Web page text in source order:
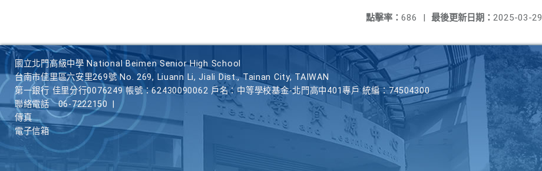
最後更新日期： 2025-03-29
點擊率： 686 |
國立北門高級中學 National Beimen Senior High School
台南市佳里區六安里269號 No. 269, Liuann Li, Jiali Dist., Tainan City, TAIWAN
第一銀行 佳里分行0076249 帳號：62430090062 戶名：中等學校基金-北門高中401專戶 統編：74504300
聯絡電話
06-7222150
傳真
電子信箱